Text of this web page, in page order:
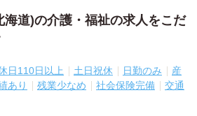
海道)の介護・福祉の求人をこだ
日110日以上 土日祝休 日勤のみ
産
あり
残業少なめ 社会保険完備
交通